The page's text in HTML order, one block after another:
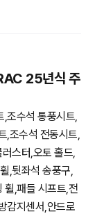
25년식 주
,조수석 통풍시트,
,조수석 전동시트,
스터,오토 홀드,
,뒷좌석 송풍구,
휠,패들 시프트,전
감지센서,안드로